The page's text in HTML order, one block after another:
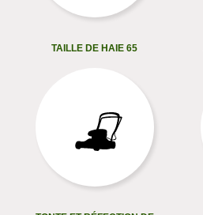
TAILLE DE HAIE 65